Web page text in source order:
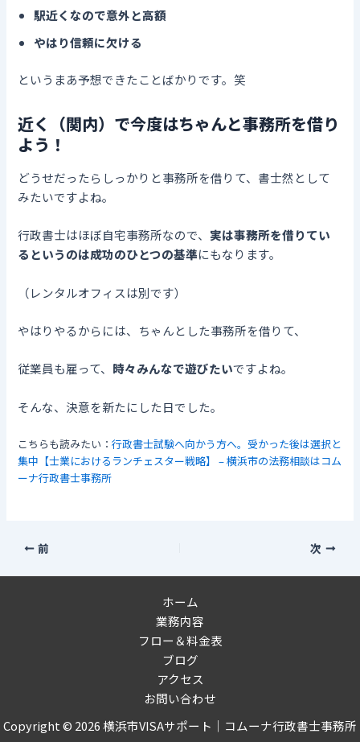
駅近くなので意外と高額
やはり信頼に欠ける
というまあ予想できたことばかりです。笑
近く（関内）で今度はちゃんと事務所を借り
よう！
どうせだったらしっかりと事務所を借りて、書士然として
みたいですよね。
行政書士はほぼ自宅事務所なので、 実は事務所を借りてい
るというのは成功のひとつの基準にもなります。
（レンタルオフィスは別です）
やはりやるからには、ちゃんとした事務所を借りて、
従業員も雇って、 時々みんなで遊びたいですよね。
そんな、決意を新たにした日でした。
こちらも読みたい：行政書士試験へ向かう方へ。受かった後は選択と
集中【士業におけるランチェスター戦略】 – 横浜市の法務相談はコム
ーナ行政書士事務所
前 次
ホーム
業務内容
フロー＆料金表
ブログ
アクセス
お問い合わせ
Copyright © 2026 横浜市VISAサポート｜コムーナ行政書士事務所